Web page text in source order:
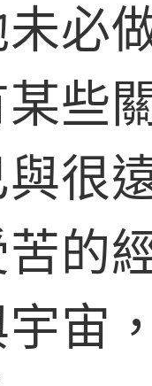
必
些
很
的
宙